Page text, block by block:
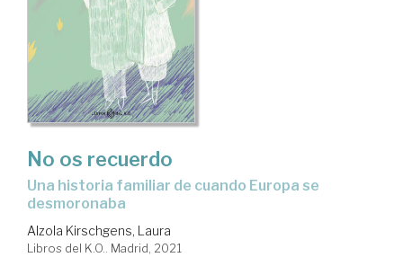
No os recuerdo
una historia familiar de cuando Europa se
desmoronaba
Alzola Kirschgens, Laura
Libros del K.O.. Madrid, 2021